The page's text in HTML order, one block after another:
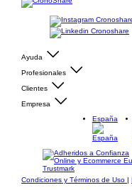
Ayuda
Profesionales
Clientes
Empresa
España
Condiciones y Términos de Uso |